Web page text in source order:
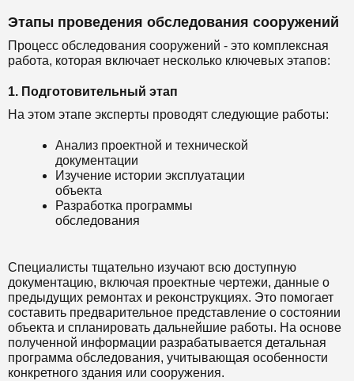
Этапы проведения обследования сооружений
Процесс обследования сооружений - это комплексная
работа, которая включает несколько ключевых этапов:
1. Подготовительный этап
На этом этапе эксперты проводят следующие работы:
Анализ проектной и технической
документации
Изучение истории эксплуатации
объекта
Разработка программы
обследования
Специалисты тщательно изучают всю доступную
документацию, включая проектные чертежи, данные о
предыдущих ремонтах и реконструкциях. Это помогает
составить предварительное представление о состоянии
объекта и спланировать дальнейшие работы. На основе
полученной информации разрабатывается детальная
программа обследования, учитывающая особенности
конкретного здания или сооружения.